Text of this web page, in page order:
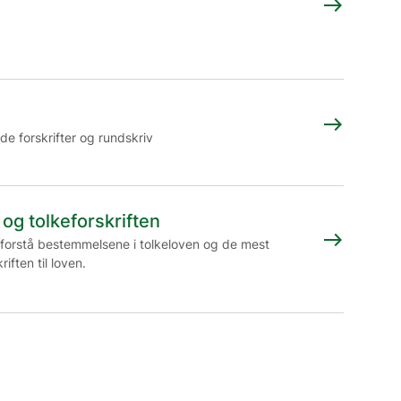
east
forskrifter og rundskriv
east
tolkeforskriften
bestemmelsene i tolkeloven og de mest
til loven.
east